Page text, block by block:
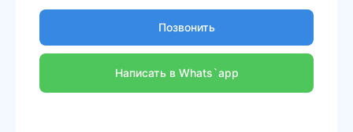
Позвонить
Написать в Whats`app